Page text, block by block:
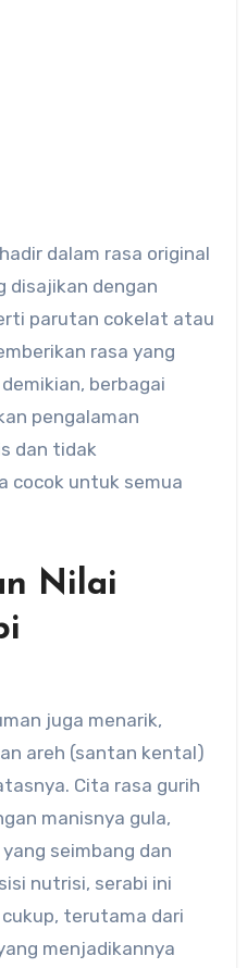
dalam rasa original
disajikan dengan
parutan cokelat atau
rasa yang
berbagai
pengalaman
dan tidak
cocok untuk semua
Nilai
juga menarik,
areh (santan kental)
Cita rasa gurih
manisnya gula,
seimbang dan
nutrisi, serabi ini
terutama dari
menjadikannya